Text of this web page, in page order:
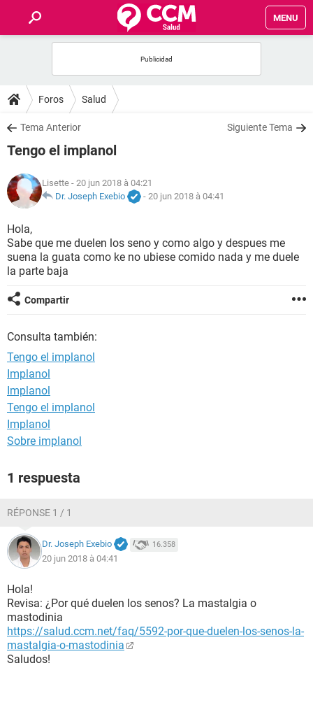
MENU
FORUMS
SALUD
FAMILIA
NUTRICIÓN
BIENESTAR
SEXUALIDAD
GLOSARIO
Foros Salud
Tema Anterior Siguiente Tema
Tengo el implanol
Lisette - 20 jun 2018 à 04:21
Dr. Joseph Exebio
- 20 jun 2018 à 04:41
Hola,
Sabe que me duelen los seno y como algo y despues me
suena la guata como ke no ubiese comido nada y me duele
la parte baja
Compartir
Consulta también:
Tengo el implanol
Implanol
Implanol
Tengo el implanol
Implanol
Sobre implanol
1 respuesta
RÉPONSE 1 / 1
Dr. Joseph Exebio 16.358
20 jun 2018 à 04:41
Hola!
Revisa: ¿Por qué duelen los senos? La mastalgia o
mastodinia
https://salud.ccm.net/faq/5592-por-que-duelen-los-senos-la-
mastalgia-o-mastodinia
Saludos!